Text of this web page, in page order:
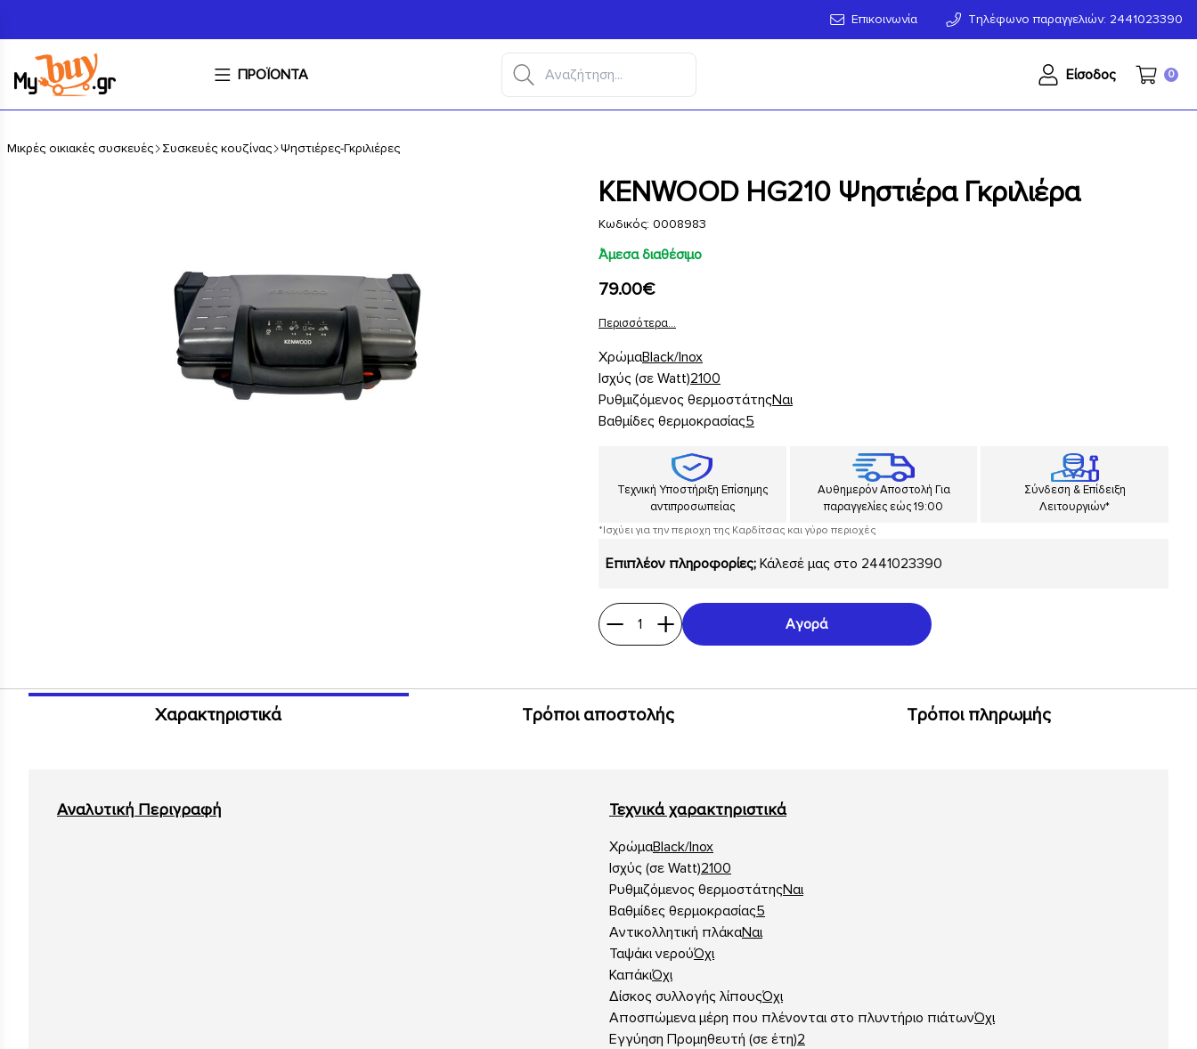
Επικοινωνία Τηλέφωνο παραγγελιών: 2441023390
ΠΡΟΪΟΝΤΑ Είσοδος 0
Μικρές οικιακές συσκευές Συσκευές κουζίνας Ψηστιέρες-Γκριλιέρες
KENWOOD HG210 Ψηστιέρα Γκριλιέρα
Κωδικός: 0008983
Άμεσα διαθέσιμο
79.00€
Περισσότερα...
ΧρώμαBlack/Inox
Ισχύς (σε Watt)2100
Ρυθμιζόμενος θερμοστάτηςΝαι
Βαθμίδες θερμοκρασίας5
Τεχνική Υποστήριξη Επίσημης
αντιπροσωπείας
Αυθημερόν Αποστολή Για
παραγγελίες εώς 19:00
Σύνδεση & Επίδειξη
Λειτουργιών*
*Ισχύει για την περιοχη της Καρδίτσας και γύρο περιοχές
Επιπλέον πληροφορίες; Κάλεσέ μας στο 2441023390
1 Αγορά
Χαρακτηριστικά Τρόποι αποστολής Τρόποι πληρωμής
Αναλυτική Περιγραφή Τεχνικά χαρακτηριστικά
ΧρώμαBlack/Inox
Ισχύς (σε Watt)2100
Ρυθμιζόμενος θερμοστάτηςΝαι
Βαθμίδες θερμοκρασίας5
Αντικολλητική πλάκαΝαι
Ταψάκι νερούΌχι
ΚαπάκιΌχι
Δίσκος συλλογής λίπουςΌχι
Αποσπώμενα μέρη που πλένονται στο πλυντήριο πιάτωνΌχι
Εγγύηση Προμηθευτή (σε έτη)2